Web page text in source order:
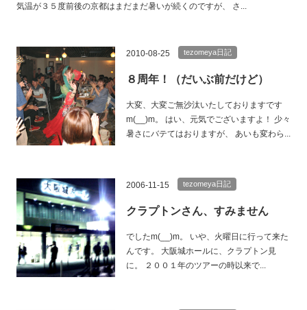
気温が３５度前後の京都はまだまだ暑いが続くのですが、 さ...
2010-08-25 tezomeya日記
８周年！（だいぶ前だけど）
大変、大変ご無沙汰いたしておりますです
m(__)m。 はい、元気でございますよ！ 少々
暑さにバテてはおりますが、 あいも変わら...
2006-11-15 tezomeya日記
クラプトンさん、すみません
でしたm(__)m。 いや、火曜日に行って来た
んです。 大阪城ホールに、クラプトン見
に。 ２００１年のツアーの時以来で...